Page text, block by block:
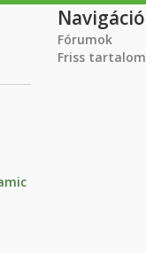
Navigáció
Fórumok
Friss tartalom